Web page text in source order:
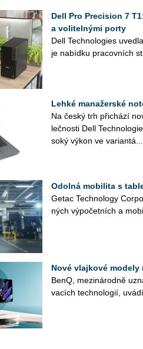
Dell Pro Precision 7
a volitelnými porty
Dell Tech­no­lo­gies
je na­bíd­ku pra­cov­ních
Lehké manažerské
Na český trh při­chá­zí
leč­nos­ti Dell
so­ký výkon ve va­ri­an­tá...
Odolná mobilita s
Getac Tech­no­lo­gy
ných vý­po­čet­ních a
Nové vlajkové
BenQ, me­zi­ná­rod­ně
va­cích tech­no­lo­gií,